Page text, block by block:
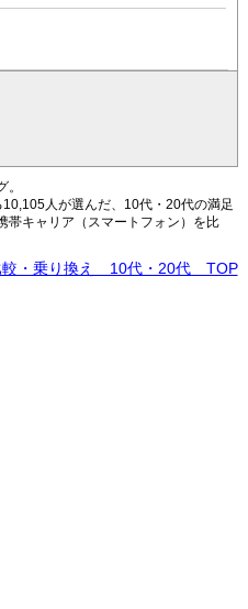
人が選んだ、10代・20代の満足
帯キャリア（スマートフォン）を比
較・乗り換え 10代・20代 TOP